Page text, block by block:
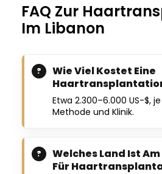
FAQ Zur
Im Libanon
Wie Viel Kostet Eine
Etwa 2.300–6.000 US-$,
Methode und Klinik.
Welches Land Ist
Für